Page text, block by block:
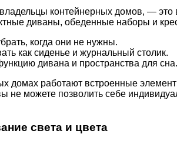
контейнерных домов, — это
диваны, обеденные наборы и
когда они не нужны.
как сиденье и журнальный столик.
дивана и пространства для сна.
домах работают встроенные
не можете позволить себе
света и цвета